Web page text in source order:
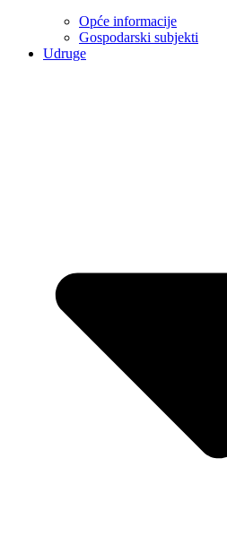
Opće informacije
Gospodarski subjekti
Udruge